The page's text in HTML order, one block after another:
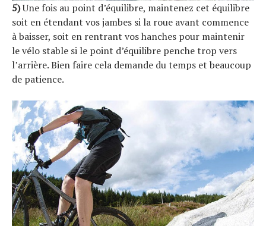
5)Une fois au point d’équilibre, maintenez cet équilibre
soit en étendant vos jambes si la roue avant commence
à baisser, soit en rentrant vos hanches pour maintenir
le vélo stable si le point d’équilibre penche trop vers
l’arrière. Bien faire cela demande du temps et beaucoup
de patience.